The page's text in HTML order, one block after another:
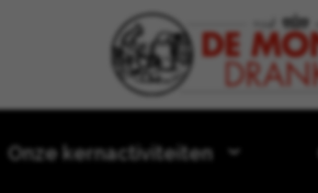
Door naar content
Onze kernactiviteiten